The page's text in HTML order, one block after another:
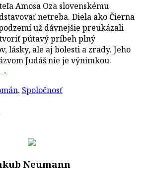
Amosa Oza slovenskému
netreba. Diela ako Čierna
už dávnejšie preukázali
pútavý príbeh plný
lásky, ale aj bolesti a zrady. Jeho
Judáš nie je výnimkou.
→
, Spoločnosť
Neumann